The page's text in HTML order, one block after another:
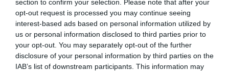
section to confirm your selection. Please note that after your
opt-out request is processed you may continue seeing
interest-based ads based on personal information utilized by
us or personal information disclosed to third parties prior to
your opt-out. You may separately opt-out of the further
disclosure of your personal information by third parties on the
IAB’s list of downstream participants. This information may